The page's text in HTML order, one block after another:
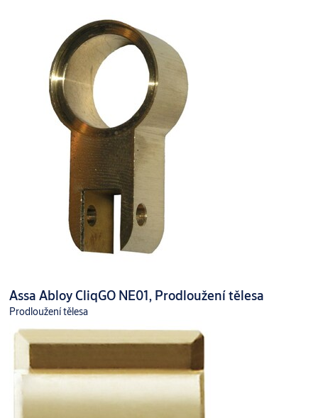
Assa Abloy CliqGO NE01, Prodloužení tělesa
Prodloužení tělesa